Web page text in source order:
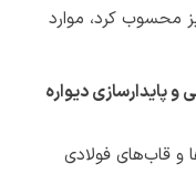
محسوب کرد، موارد
پایدارسازی دیواره
و قاب‌های فولادی